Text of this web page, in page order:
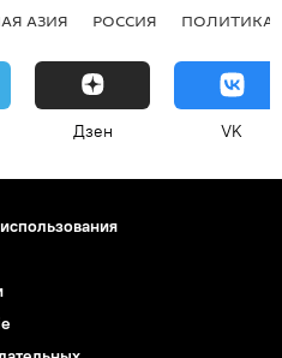
АЗИЯ РОССИЯ ПОЛИТИКА
Дзен VK